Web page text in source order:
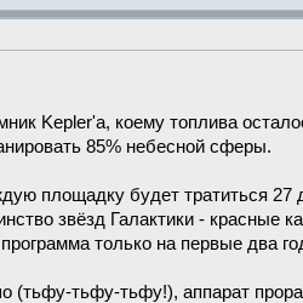
Kepler'а, коему топлива
85% небесной сферы.
площадку будет тратиться
звёзд Галактики - красные
только на первые два
(тьфу-тьфу-тьфу!), аппарат